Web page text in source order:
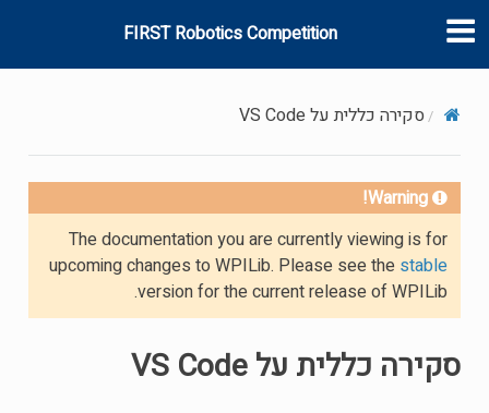
FIRST Robotics Competition
סקירה כללית על VS Code
Warning!
The documentation you are currently viewing is for
upcoming changes to WPILib. Please see the stable
version for the current release of WPILib.
סקירה כללית על VS Code